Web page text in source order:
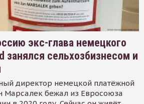
экс-глава немецкого
занялся сельхозбизнесом и
директор немецкой платёжной
Марсалек бежал из Евросоюза